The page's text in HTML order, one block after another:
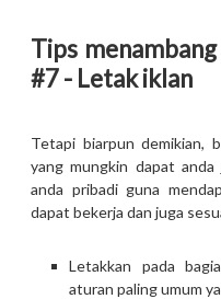
Tips
#7 - Letak iklan
Tetapi biarpun demikian,
yang mungkin dapat
anda pribadi guna
dapat bekerja dan juga
Letakkan pada
aturan paling umum